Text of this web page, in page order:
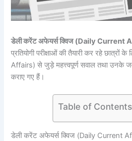
डेली करेंट अफेयर्स क्विज (Daily Current
प्रतियोगी परीक्षाओं की तैयारी कर रहे
Affairs) से जुड़े महत्त्वपूर्ण सवाल तथा उनके
कराए गए हैं।
Table of Contents
डेली करेंट अफेयर्स क्विज (Daily Current